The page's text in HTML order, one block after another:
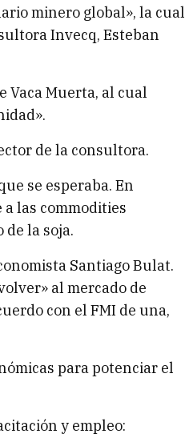
minero global», la cual
Invecq, Esteban
Vaca Muerta, al cual
de la consultora.
se esperaba. En
a las commodities
la soja.
Santiago Bulat.
al mercado de
con el FMI de una,
para potenciar el
y empleo: